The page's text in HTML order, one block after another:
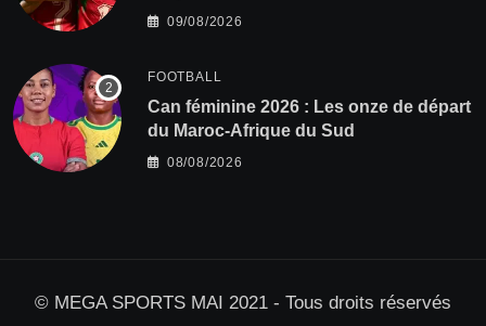
2027 !
09/08/2026
FOOTBALL
‎Can féminine 2026 : Les onze de départ
du Maroc-Afrique du Sud
08/08/2026
© MEGA SPORTS MAI 2021 - Tous droits réservés